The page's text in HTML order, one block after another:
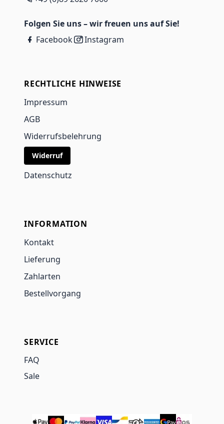
Folgen Sie uns – wir freuen uns auf Sie!
Facebook
Instagram
RECHTLICHE HINWEISE
Impressum
AGB
Widerrufsbelehrung
Widerruf
Datenschutz
INFORMATION
Kontakt
Lieferung
Zahlarten
Bestellvorgang
SERVICE
FAQ
Sale